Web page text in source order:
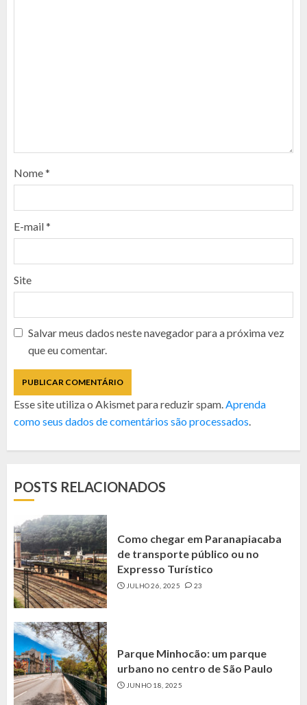
Nome*
E-mail*
Site
Salvar meus dados neste navegador para a próxima vez
que eu comentar.
Esse site utiliza o Akismet para reduzir spam. Aprenda
como seus dados de comentários são processados
POSTS RELACIONADOS
Como chegar em Paranapiacaba
de transporte público ou no
Expresso Turístico
JULHO 26, 2025 23
Parque Minhocão: um parque
urbano no centro de São Paulo
JUNHO 18, 2025